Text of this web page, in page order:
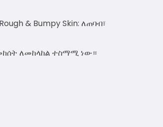
& Bumpy Skin: ለጠባብ፣
ለመከላከል ተስማሚ ነው።